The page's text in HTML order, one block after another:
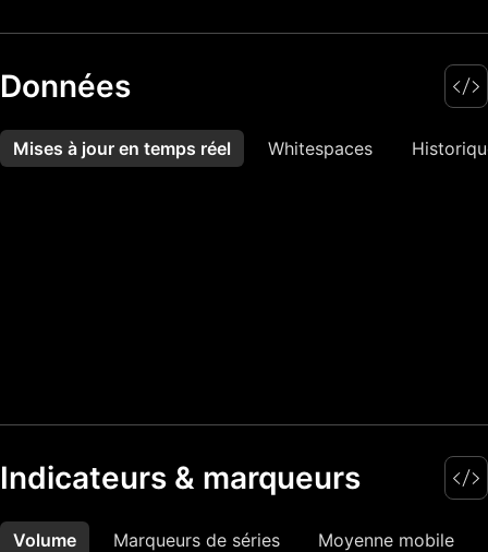
Données
Mises à jour en temps réel Whitespaces
Plus
Indicateurs & marqueurs
Volume Marqueurs de séries Moyenne mobile
Plus